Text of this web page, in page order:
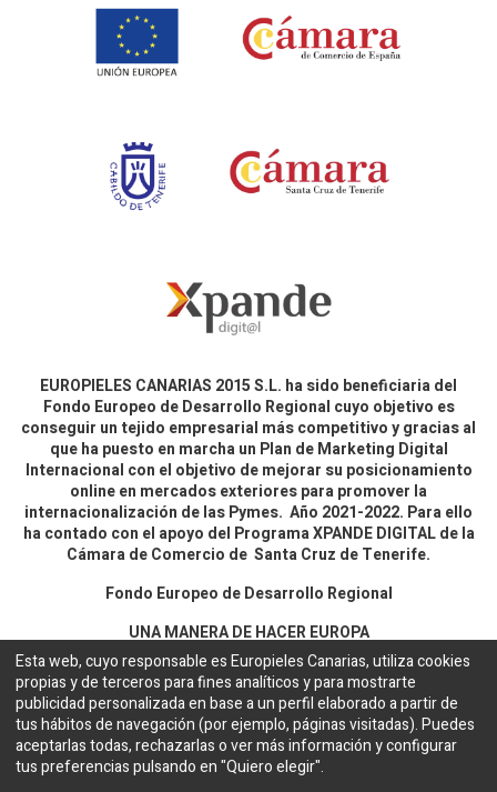
EUROPIELES CANARIAS 2015 S.L. ha sido beneficiaria del
Fondo Europeo de Desarrollo Regional cuyo objetivo es
conseguir un tejido empresarial más competitivo y gracias al
que ha puesto en marcha un Plan de Marketing Digital
Internacional con el objetivo de mejorar su posicionamiento
online en mercados exteriores para promover la
internacionalización de las Pymes. Año 2021-2022. Para ello
ha contado con el apoyo del Programa XPANDE DIGITAL de la
Cámara de Comercio de Santa Cruz de Tenerife.
Fondo Europeo de Desarrollo Regional
UNA MANERA DE HACER EUROPA
Aviso legal y política de privacidad
Copyright © EUROPIELES CANARIAS 2015 S.L.
Esta web, cuyo responsable es Europieles Canarias, utiliza cookies
propias y de terceros para fines analíticos y para mostrarte
publicidad personalizada en base a un perfil elaborado a partir de
tus hábitos de navegación (por ejemplo, páginas visitadas). Puedes
aceptarlas todas, rechazarlas o ver más información y configurar
tus preferencias pulsando en "Quiero elegir".